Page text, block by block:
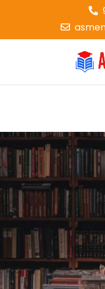
content
ASM E-
e-notes